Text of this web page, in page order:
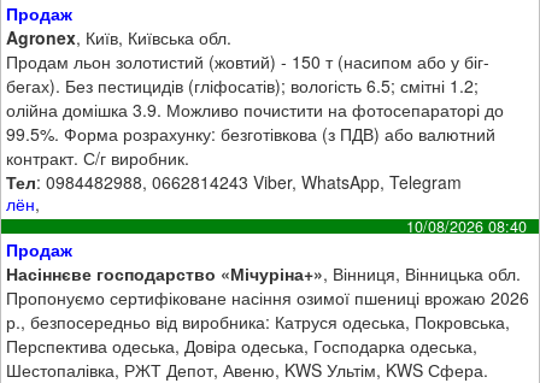
Продаж
Agronex, Київ, Київська обл.
Продам льон золотистий (жовтий) - 150 т (насипом або у біг-
бегах). Без пестицидів (гліфосатів); вологість 6.5; смітні 1.2;
олійна домішка 3.9. Можливо почистити на фотосепараторі до
99.5%. Форма розрахунку: безготівкова (з ПДВ) або валютний
контракт. С/г виробник.
Тел: 0984482988, 0662814243 Viber, WhatsApp, Telegram
лён,
10/08/2026 08:40
Продаж
Насіннєве господарство «Мічуріна+», Вінниця, Вінницька обл.
Пропонуємо сертифіковане насіння озимої пшениці врожаю 2026
р., безпосередньо від виробника: Катруся одеська, Покровська,
Перспектива одеська, Довіра одеська, Господарка одеська,
Шестопалівка, РЖТ Депот, Авеню, KWS Ультім, KWS Сфера.